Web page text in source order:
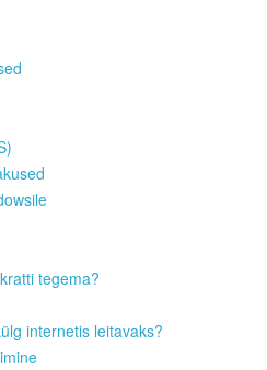
tegema?
internetis leitavaks?